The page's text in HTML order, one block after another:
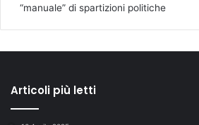
“manuale” di spartizioni politiche
Articoli più letti